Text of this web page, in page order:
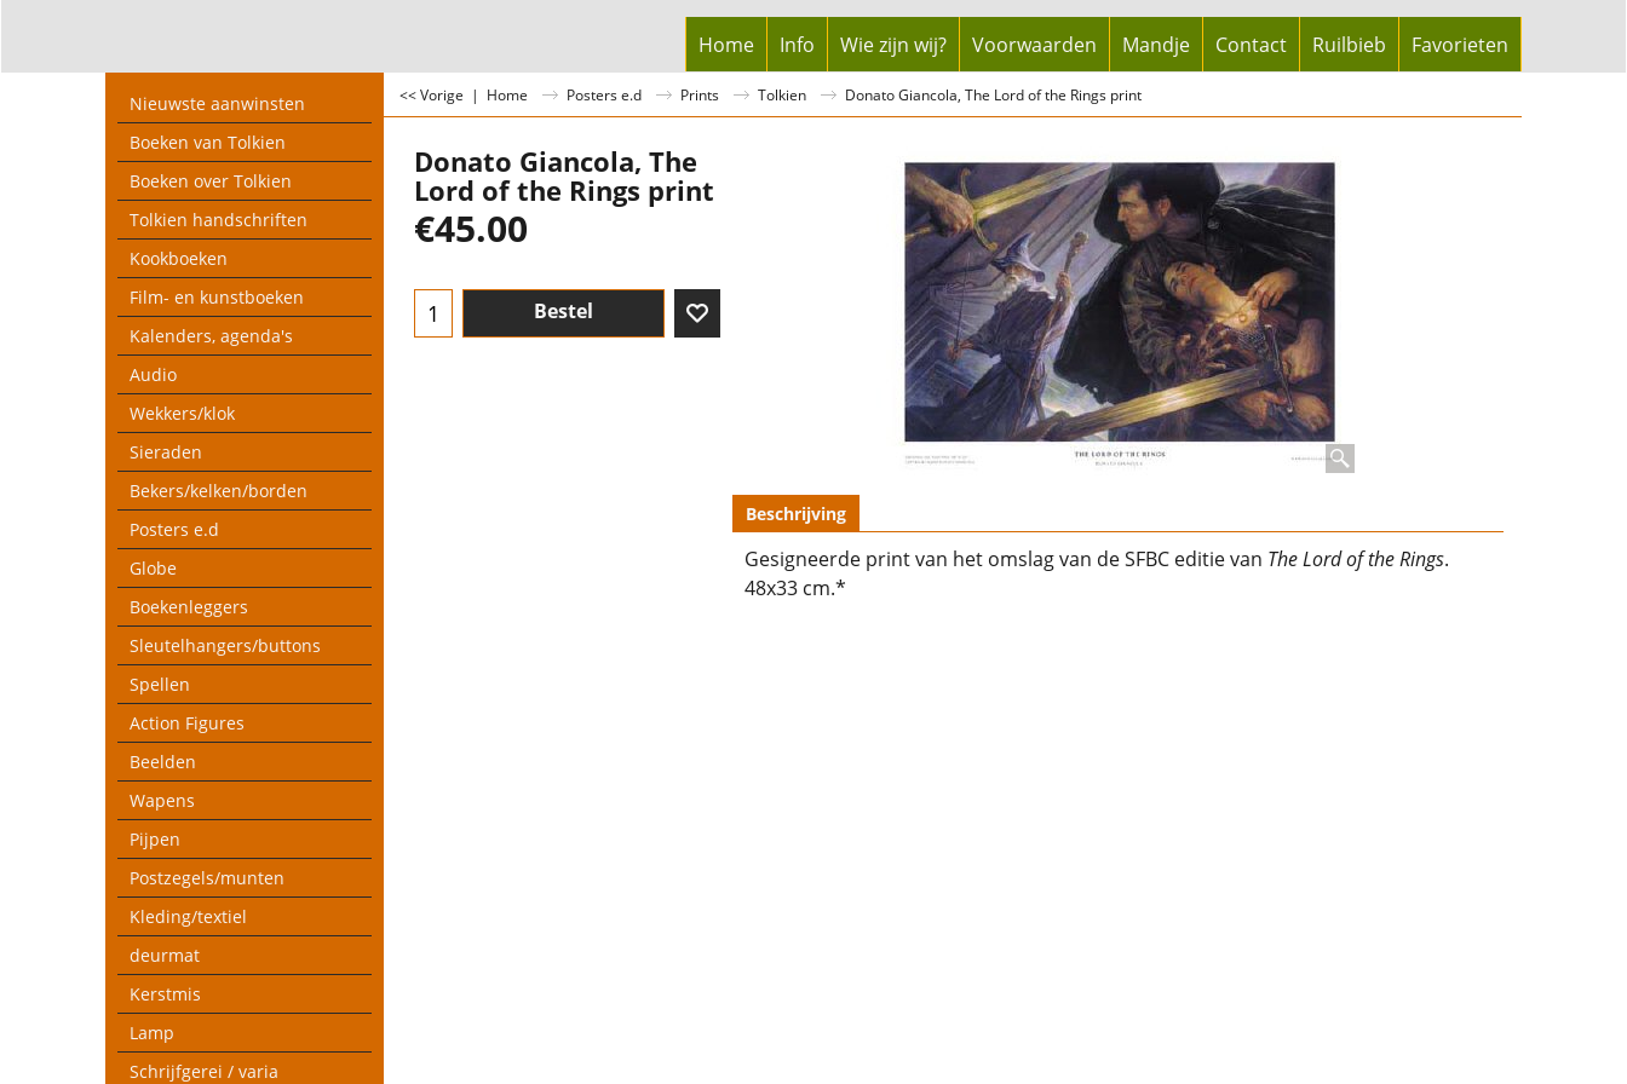
Home Info Wie zijn wij? Voorwaarden Mandje Contact Ruilbieb Favorieten
Nieuwste aanwinsten
Boeken van Tolkien
Boeken over Tolkien
Tolkien handschriften
Kookboeken
Film- en kunstboeken
Kalenders, agenda's
Audio
Wekkers/klok
Sieraden
Bekers/kelken/borden
Posters e.d
Globe
Boekenleggers
Sleutelhangers/buttons
Spellen
Action Figures
Beelden
Wapens
Pijpen
Postzegels/munten
Kleding/textiel
deurmat
Kerstmis
Lamp
Schrijfgerei / varia
<< Vorige | Home Posters e.d Prints Tolkien Donato Giancola, The Lord of the Rings print
Donato Giancola, The
Lord of the Rings print
€45.00
Bestel
Beschrijving
Gesigneerde print van het omslag van de SFBC editie van The Lord of the Rings.
48x33 cm.*